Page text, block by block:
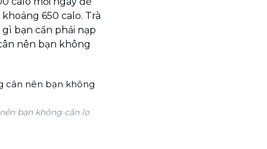
650 calo. Trà
bạn cần phải nạp
nên bạn không
bạn không cần lo